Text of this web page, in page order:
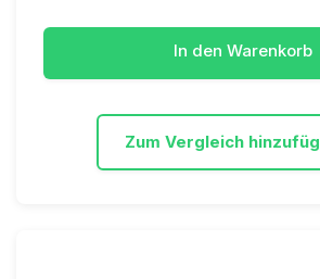
In den Warenkorb
Zum Vergleich